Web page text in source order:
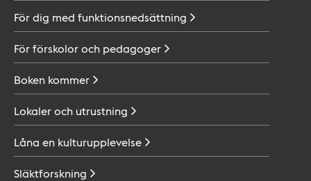
För dig med funktionsnedsättning
För förskolor och pedagoger
Boken kommer
Lokaler och utrustning
Låna en kulturupplevelse
Släktforskning